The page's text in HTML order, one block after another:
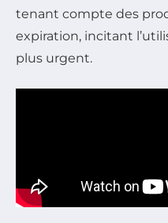
tenant compte des
expiration, incitant
plus urgent.